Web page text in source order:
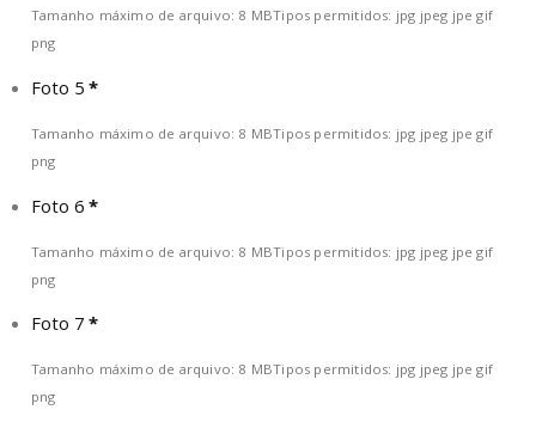
Tamanho máximo de arquivo: 8 MBTipos permitidos: jpg jpeg jpe gif
png
Foto 5 *
Tamanho máximo de arquivo: 8 MBTipos permitidos: jpg jpeg jpe gif
png
Foto 6 *
Tamanho máximo de arquivo: 8 MBTipos permitidos: jpg jpeg jpe gif
png
Foto 7 *
Tamanho máximo de arquivo: 8 MBTipos permitidos: jpg jpeg jpe gif
png